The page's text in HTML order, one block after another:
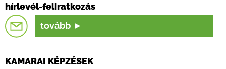
hírlevél-feliratkozás
tovább
KAMARAI KÉPZÉSEK